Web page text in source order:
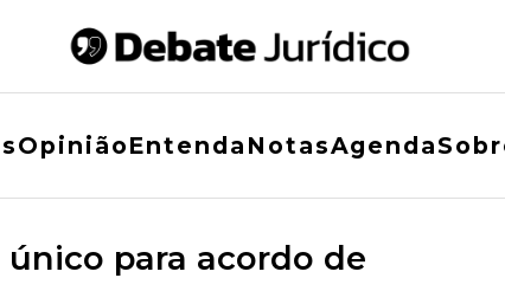
OpiniãoEntenda NotasAgenda
para acordo de